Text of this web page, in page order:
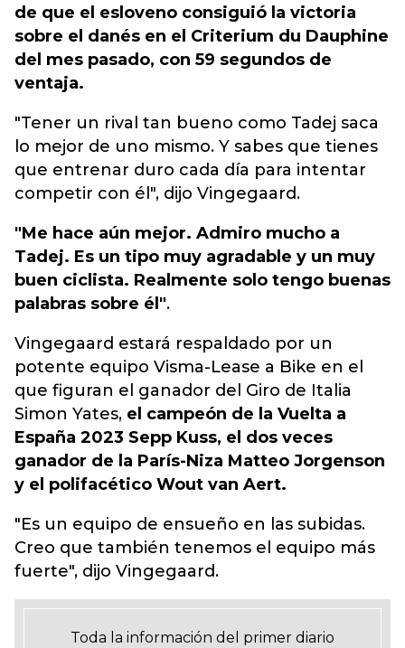
de que el esloveno consiguió la victoria
sobre el danés en el Criterium du Dauphine
del mes pasado, con 59 segundos de
ventaja.
"Tener un rival tan bueno como Tadej saca
lo mejor de uno mismo. Y sabes que tienes
que entrenar duro cada día para intentar
competir con él", dijo Vingegaard.
"Me hace aún mejor. Admiro mucho a
Tadej. Es un tipo muy agradable y un muy
buen ciclista. Realmente solo tengo buenas
palabras sobre él".
Vingegaard estará respaldado por un
potente equipo Visma-Lease a Bike en el
que figuran el ganador del Giro de Italia
Simon Yates, el campeón de la Vuelta a
España 2023 Sepp Kuss, el dos veces
ganador de la París-Niza Matteo Jorgenson
y el polifacético Wout van Aert.
"Es un equipo de ensueño en las subidas.
Creo que también tenemos el equipo más
fuerte", dijo Vingegaard.
Toda la información del primer diario